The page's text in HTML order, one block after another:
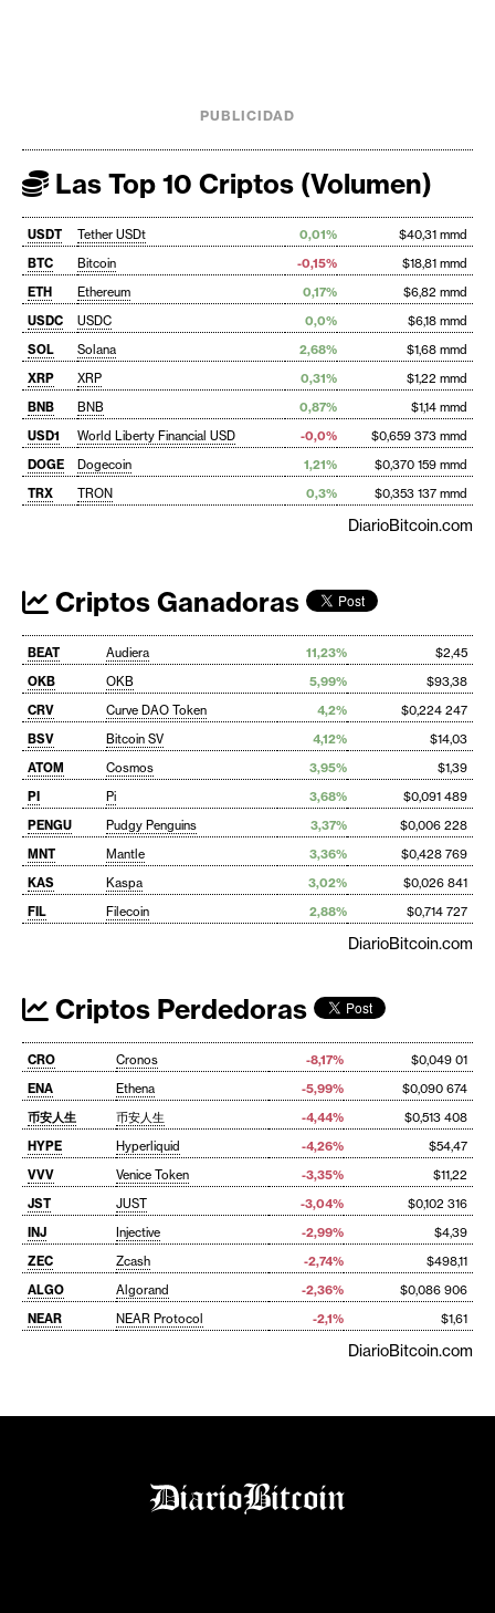
PUBLICIDAD
Las Top 10 Criptos (Volumen)
USDT Tether USDt 0,01%
$40,31 mmd
BTC
Bitcoin -0,15%
$18,81 mmd
ETH
Ethereum 0,17%
$6,82 mmd
USDC
USDC 0,0%
$6,18 mmd
SOL
Solana 2,68%
$1,68 mmd
XRP
XRP 0,31%
$1,22 mmd
BNB
BNB 0,87%
$1,14 mmd
USD1
World Liberty Financial USD -0,0%
$0,659 373 mmd
DOGE
Dogecoin 1,21%
$0,370 159 mmd
TRX
TRON 0,3% $0,353 137 mmd
DiarioBitcoin.com
Criptos Ganadoras
BEAT Audiera 11,23%
$2,45
OKB
OKB 5,99%
$93,38
CRV
Curve DAO Token 4,2%
$0,224 247
BSV
Bitcoin SV 4,12%
$14,03
ATOM
Cosmos 3,95%
$1,39
PI
Pi 3,68%
$0,091 489
PENGU
Pudgy Penguins 3,37%
$0,006 228
MNT
Mantle 3,36%
$0,428 769
KAS
Kaspa 3,02%
$0,026 841
FIL
Filecoin 2,88% $0,714 727
DiarioBitcoin.com
Criptos Perdedoras
CRO Cronos -8,17%
$0,049 01
ENA
Ethena -5,99%
$0,090 674
币安人生
币安人生 -4,44%
$0,513 408
HYPE
Hyperliquid -4,26%
$54,47
VVV
Venice Token -3,35%
$11,22
JST
JUST -3,04%
$0,102 316
INJ
Injective -2,99%
$4,39
ZEC
Zcash -2,74%
$498,11
ALGO
Algorand -2,36%
$0,086 906
NEAR
NEAR Protocol -2,1% $1,61
DiarioBitcoin.com